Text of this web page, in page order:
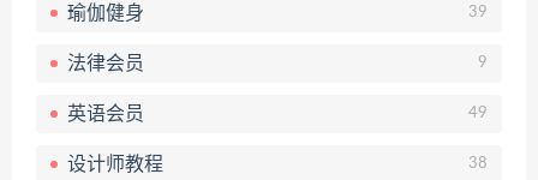
瑜伽健身 39
法律会员 9
英语会员 49
设计师教程 38